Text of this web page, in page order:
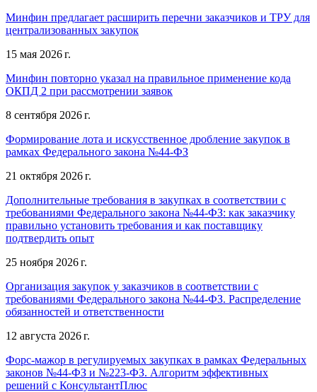
Минфин предлагает расширить перечни заказчиков и ТРУ для
централизованных закупок
15 мая 2026 г.
Минфин повторно указал на правильное применение кода
ОКПД 2 при рассмотрении заявок
8 сентября 2026 г.
Формирование лота и искусственное дробление закупок в
рамках Федерального закона №44-ФЗ
21 октября 2026 г.
Дополнительные требования в закупках в соответствии с
требованиями Федерального закона №44-ФЗ: как заказчику
правильно установить требования и как поставщику
подтвердить опыт
25 ноября 2026 г.
Организация закупок у заказчиков в соответствии с
требованиями Федерального закона №44-ФЗ. Распределение
обязанностей и ответственности
12 августа 2026 г.
Форс-мажор в регулируемых закупках в рамках Федеральных
законов №44-ФЗ и №223-ФЗ. Алгоритм эффективных
решений с КонсультантПлюс